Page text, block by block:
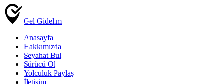
Gel Gidelim
Anasayfa
Hakkımızda
Seyahat Bul
Sürücü Ol
Yolculuk Paylaş
İletişim